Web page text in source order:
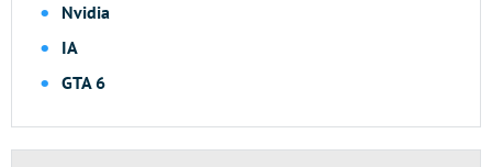
Nvidia
IA
GTA 6